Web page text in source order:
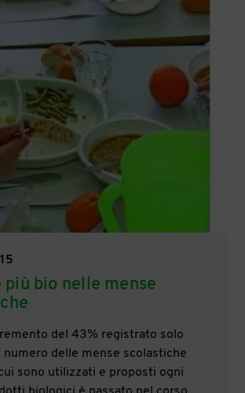
più bio nelle mense
del 43% registrato solo
numero delle mense scolastiche
sono utilizzati e proposti ogni